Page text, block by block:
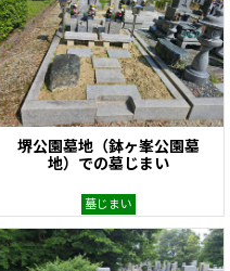
堺公園墓地（鉢ヶ峯公園墓
地）での墓じまい
墓じまい